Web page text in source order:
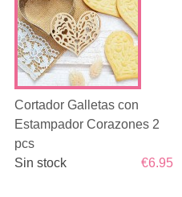
Cortador Galletas con
Estampador Corazones 2
pcs
€6.95
Sin stock